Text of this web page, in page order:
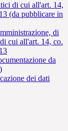
di cui all'art. 14,
(da pubblicare in
di
cui all'art. 14, co.
da
dei dati